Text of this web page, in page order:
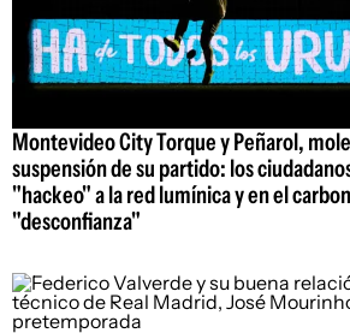
Montevideo City Torque y Peñarol,
suspensión de su partido: los
"hackeo" a la red lumínica y en el
"desconfianza"